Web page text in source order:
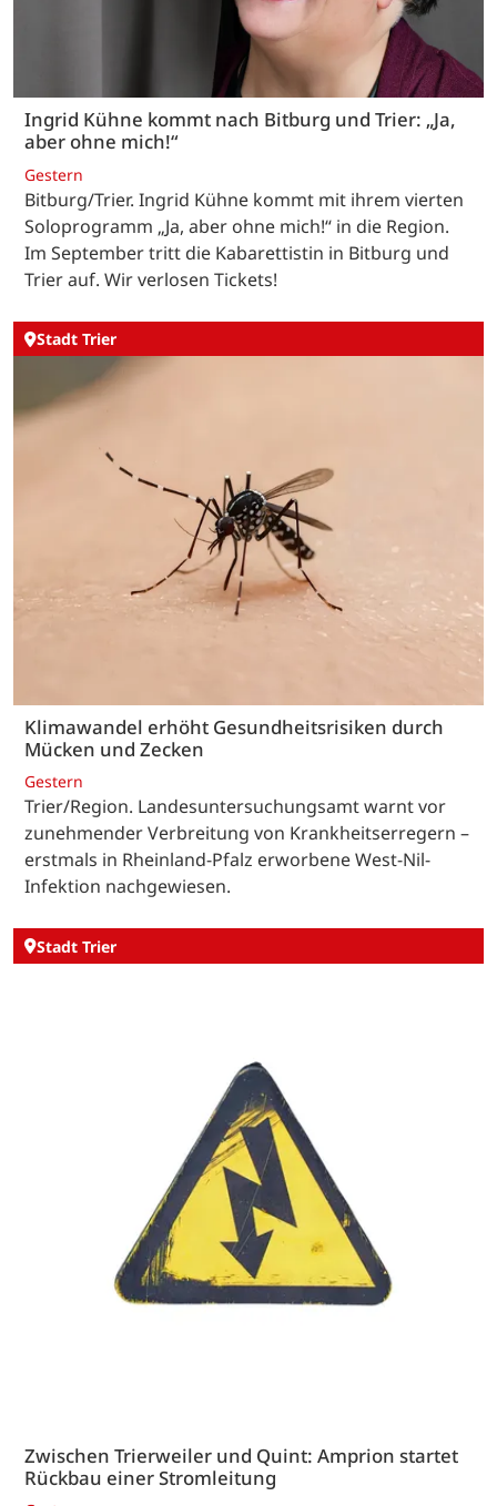
Ingrid Kühne kommt nach Bitburg und Trier: „Ja,
aber ohne mich!“
Gestern
Bitburg/Trier. Ingrid Kühne kommt mit ihrem vierten
Soloprogramm „Ja, aber ohne mich!“ in die Region.
Im September tritt die Kabarettistin in Bitburg und
Trier auf. Wir verlosen Tickets!
Stadt Trier
Klimawandel erhöht Gesundheitsrisiken durch
Mücken und Zecken
Gestern
Trier/Region. Landesuntersuchungsamt warnt vor
zunehmender Verbreitung von Krankheitserregern –
erstmals in Rheinland-Pfalz erworbene West-Nil-
Infektion nachgewiesen.
Stadt Trier
Zwischen Trierweiler und Quint: Amprion startet
Rückbau einer Stromleitung